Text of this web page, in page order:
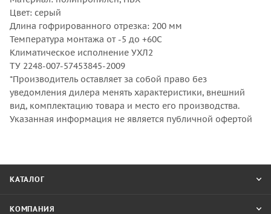
Цвет: серый
Длина гофрированного отрезка: 200 мм
Температура монтажа от -5 до +60С
Климатическое исполнение УХЛ2
ТУ 2248-007-57453845-2009
*Производитель оставляет за собой право без
уведомления дилера менять характеристики, внешний
вид, комплектацию товара и место его производства.
Указанная информация не является публичной офертой
КАТАЛОГ
КОМПАНИЯ